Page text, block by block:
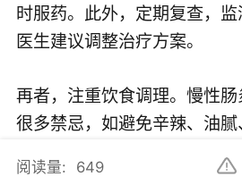
时服药。此外，定期复查，
医生建议调整治疗方案。
再者，注重饮食调理。慢性
很多禁忌，如避免辛辣、油
物。多吃富含纤维的食物，如
类等，有助于肠道蠕动和排便
阅读量: 649